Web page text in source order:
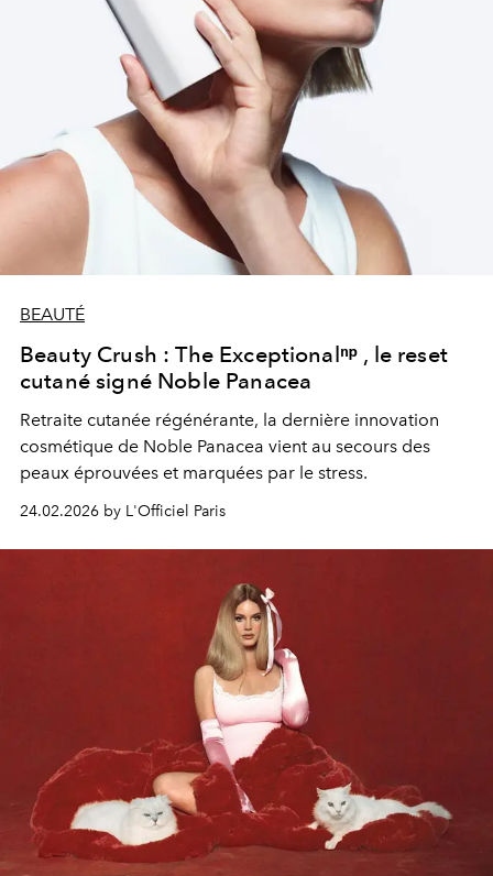
BEAUTÉ
Beauty Crush : The Exceptionalⁿᵖ , le reset
cutané signé Noble Panacea
Retraite cutanée régénérante, la dernière innovation
cosmétique de Noble Panacea vient au secours des
peaux éprouvées et marquées par le stress.
24.02.2026 by L'Officiel Paris